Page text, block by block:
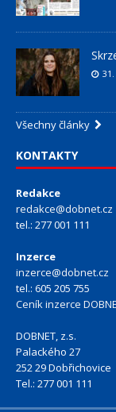
Všechny články
KONTAKTY
Redakce
redakce@dobnet.cz
tel.: 277 001 111
Inzerce
inzerce@dobnet.cz
tel.: 605 205 755
Ceník inzerce
DOBNET, z.s.
Palackého 27
252 29 Dobřichovice
Tel.: 277 001 111